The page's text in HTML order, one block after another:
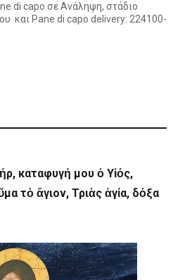
di capo σε Ανάληψη, στάδιο
και Pane di capo delivery: 224100-
καταφυγή μου ὁ Υἱός,
τὸ ἅγιον, Τριὰς ἁγία, δόξα